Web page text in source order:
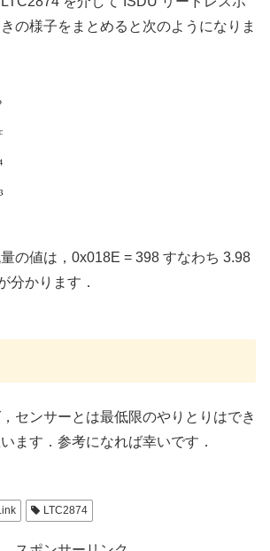
の様子をまとめると次のようになりま
の値は，0x018E = 398 すなわち 3.98
分かります．
センサーとは最低限のやりとりはでき
ます．参考になれば幸いです．
LTC2874